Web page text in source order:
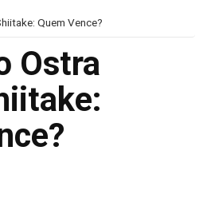
Quem Vence?
Ostra